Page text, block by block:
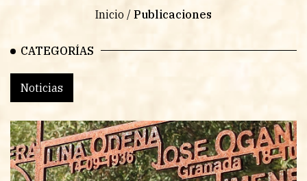
Inicio / Publicaciones
CATEGORÍAS
Noticias